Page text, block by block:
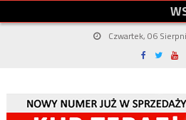
W
Czwartek, 06